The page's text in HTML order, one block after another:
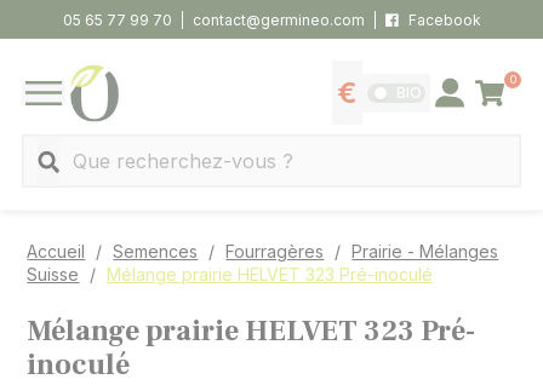
05 65 77 99 70 contact@germineo.com Facebook
MENU
Afficher les tarifs
BIO Se connecter
0
Panier
Accueil Semences Fourragères
Prairie - Mélanges
Suisse
Mélange prairie HELVET 323 Pré-inoculé
Mélange prairie HELVET 323 Pré-
inoculé
Panneau de gestion des cookies